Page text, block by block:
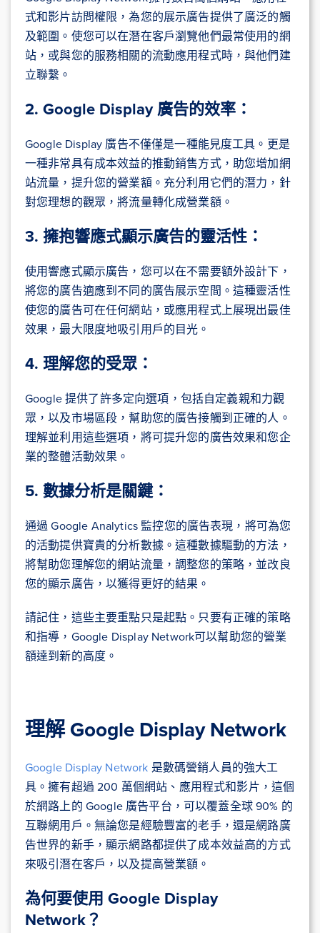
式和影片訪問權限，為您的展示廣告提供了廣泛的觸
及範圍。使您可以在潛在客戶瀏覽他們最常使用的網
站，或與您的服務相關的流動應用程式時，與他們建
立聯繫。
2. Google Display 廣告的效率：
Google Display 廣告不僅僅是一種能見度工具。更是
一種非常具有成本效益的推動銷售方式，助您增加網
站流量，提升您的營業額。充分利用它們的潛力，針
對您理想的觀眾，將流量轉化成營業額。
3. 擁抱響應式顯示廣告的靈活性：
使用響應式顯示廣告，您可以在不需要額外設計下，
將您的廣告適應到不同的廣告展示空間。這種靈活性
使您的廣告可在任何網站，或應用程式上展現出最佳
效果，最大限度地吸引用戶的目光。
4. 理解您的受眾：
Google 提供了許多定向選項，包括自定義親和力觀
眾，以及市場區段，幫助您的廣告接觸到正確的人。
理解並利用這些選項，將可提升您的廣告效果和您企
業的整體活動效果。
5. 數據分析是關鍵：
通過 Google Analytics 監控您的廣告表現，將可為您
的活動提供寶貴的分析數據。這種數據驅動的方法，
將幫助您理解您的網站流量，調整您的策略，並改良
您的顯示廣告，以獲得更好的結果。
請記住，這些主要重點只是起點。只要有正確的策略
和指導，Google Display Network可以幫助您的營業
額達到新的高度。
理解 Google Display Network
Google Display Network 是數碼營銷人員的強大工
具。擁有超過 200 萬個網站、應用程式和影片，這個
於網路上的 Google 廣告平台，可以覆蓋全球 90% 的
互聯網用戶。無論您是經驗豐富的老手，還是網路廣
告世界的新手，顯示網路都提供了成本效益高的方式
來吸引潛在客戶，以及提高營業額。
為何要使用 Google Display
Network？